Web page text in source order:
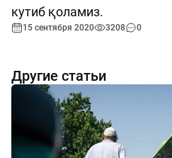
кутиб қоламиз.
15 сентября 2020 3208 0
Другие статьи